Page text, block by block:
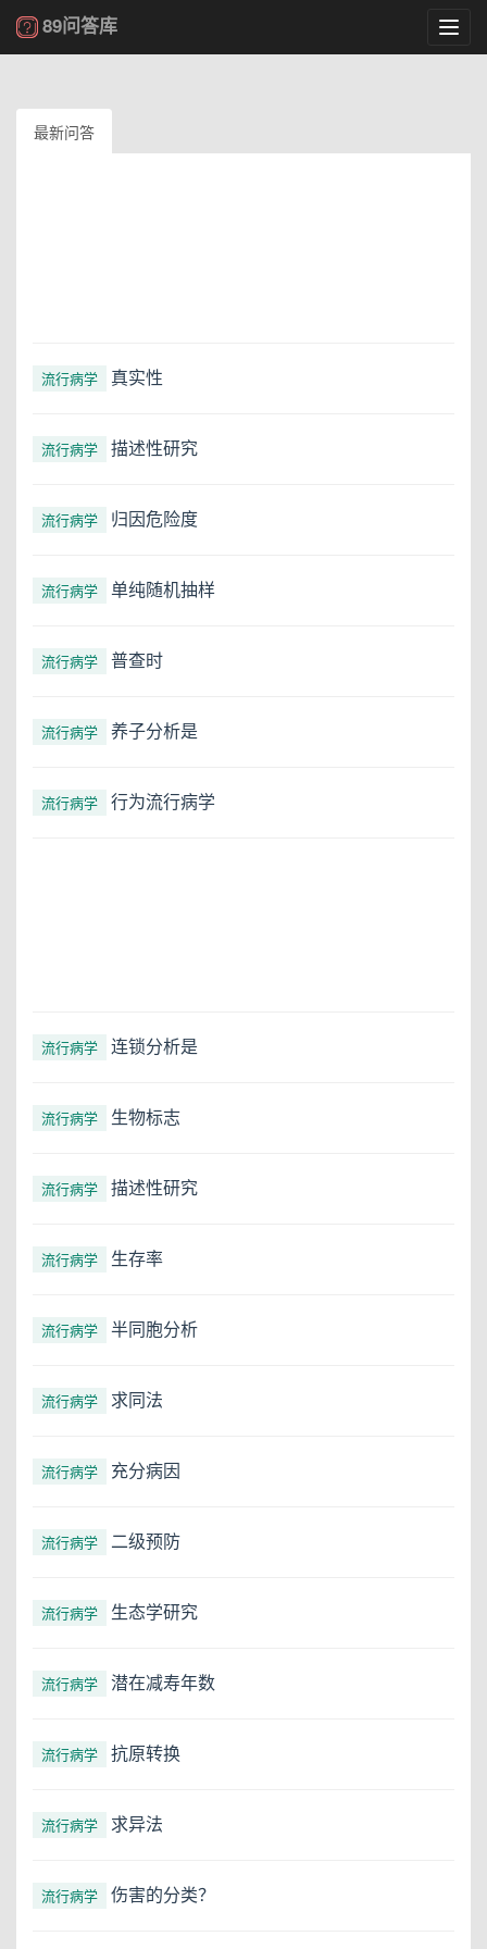
89问答库
最新问答
流行病学 真实性
流行病学 描述性研究
流行病学 归因危险度
流行病学 单纯随机抽样
流行病学 普查时
流行病学 养子分析是
流行病学 行为流行病学
流行病学 连锁分析是
流行病学 生物标志
流行病学 描述性研究
流行病学 生存率
流行病学 半同胞分析
流行病学 求同法
流行病学 充分病因
流行病学 二级预防
流行病学 生态学研究
流行病学 潜在减寿年数
流行病学 抗原转换
流行病学 求异法
流行病学 伤害的分类？